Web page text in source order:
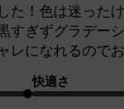
！色は迷った
ぎずグラデー
になれるので
快適さ